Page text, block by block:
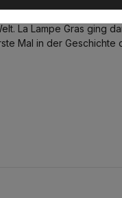
von der
La Lampe Gras ging
Mal in der